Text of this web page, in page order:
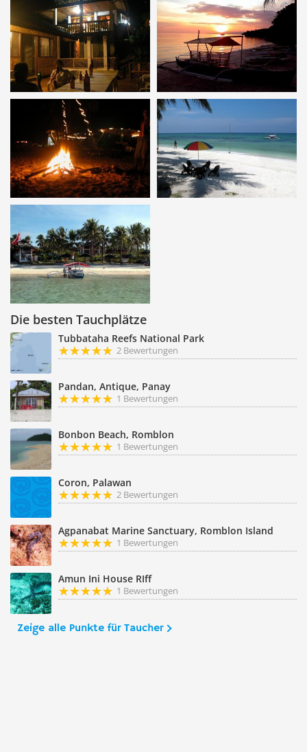
Die besten Tauchplätze
Tubbataha Reefs National Park
2 Bewertungen
Pandan, Antique, Panay
1 Bewertungen
Bonbon Beach, Romblon
1 Bewertungen
Coron, Palawan
2 Bewertungen
Agpanabat Marine Sanctuary, Romblon Island
1 Bewertungen
Amun Ini House RIff
1 Bewertungen
Zeige alle Punkte für Taucher